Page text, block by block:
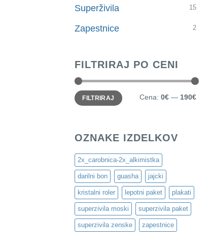
Superživila 15
Zapestnice 2
FILTRIRAJ PO CENI
Min
cena
Max
cenaFILTRIRAJ Cena: 0€ — 190€
OZNAKE IZDELKOV
2x_carobnica-2x_alkimistka
darilni bon guasha jajcki
kristalni roler lepotni paket plakati
superzivila moski superzivila paket
superzivila zenske zapestnice